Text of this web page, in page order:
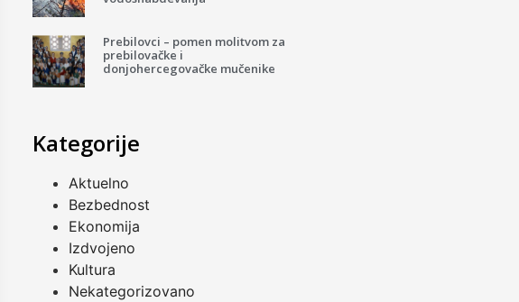
Prebilovci – pomen molitvom za
prebilovačke i
donjohercegovačke mučenike
Kategorije
Aktuelno
Bezbednost
Ekonomija
Izdvojeno
Kultura
Nekategorizovano